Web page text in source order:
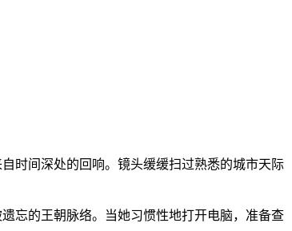
时间深处的回响。镜头缓缓扫过熟悉的城市天际
忘的王朝脉络。当她习惯性地打开电脑，准备查